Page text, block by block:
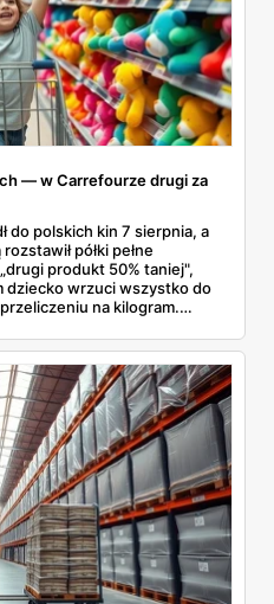
— w Carrefourze drugi za
do polskich kin 7 sierpnia, a
półki pełne
produkt 50% taniej",
dziecko wrzuci wszystko do
na kilogram.
lody do mrożenia i rurki
rabatu.